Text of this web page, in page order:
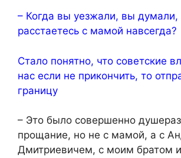
– Когда вы уезжали, вы думали,
расстаетесь с мамой навсегда?
Стало понятно, что советские
нас если не прикончить, то
границу
– Это было совершенно
прощание, но не с мамой, а с
Дмитриевичем, с моим братом